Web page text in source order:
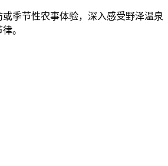
季节性农事体验，深入感受野泽温泉
。